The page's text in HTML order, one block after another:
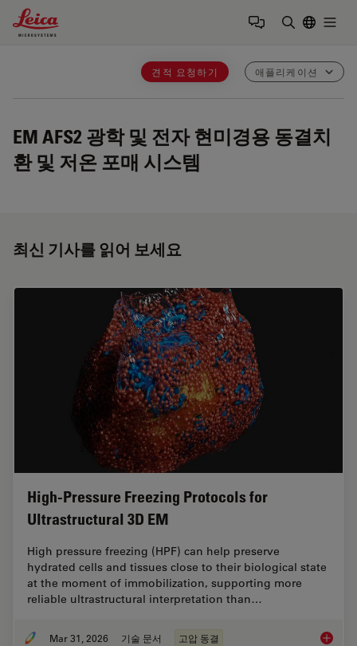
Leica Microsystems Logo
견적 요청하기 애플리케이션
EM AFS2 광학 및 전자 현미경용 동결치
환 및 저온 포매 시스템
최신 기사를 읽어 보세요
High-Pressure Freezing Protocols for
Ultrastructural 3D EM
High pressure freezing (HPF) can help preserve
hydrated cells and tissues close to their biological state
at the moment of immobilization, supporting more
reliable ultrastructural interpretation than…
Mar 31, 2026 기술 문서 고압 동결 High-